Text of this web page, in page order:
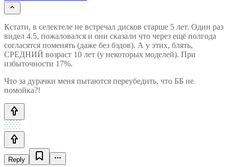
Кстати, в селектеле не встречал дисков старше 5 лет. Один раз
видел 4.5, пожаловался и они сказали что через ещё полгода
согласятся поменять (даже без бэдов). А у этих, блять,
СРЕДНИЙ возраст 10 лет (у некоторых моделей). При
избыточности 17%.
Что за дурачки меня пытаются переубедить, что ББ не
помойка?!
Reply